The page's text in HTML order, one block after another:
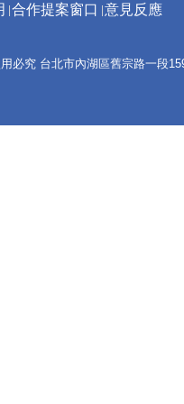
合作提案窗口 意見反應
必究 台北市內湖區舊宗路一段